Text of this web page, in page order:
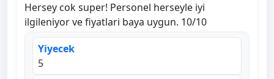
Hersey cok super! Personel herseyle iyi
ilgileniyor ve fiyatlari baya uygun. 10/10
Yiyecek
5